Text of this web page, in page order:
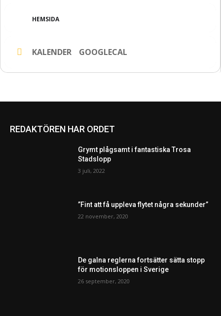
HEMSIDA
KALENDER GOOGLECAL
REDAKTÖREN HAR ORDET
Grymt plågsamt i fantastiska Trosa
Stadslopp
3 juli, 2022
”Fint att få uppleva flytet några sekunder”
22 november, 2020
De galna reglerna fortsätter sätta stopp
för motionsloppen i Sverige
26 september, 2020